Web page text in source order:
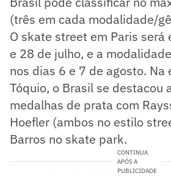
(três em cada modalidade/
O skate street em Paris será
e 28 de julho, e a
nos dias 6 e 7 de agosto. Na
Tóquio, o Brasil se destacou
medalhas de prata com
Hoefler (ambos no estilo
Barros no skate park.
CONTINUA
APÓS A
PUBLICIDADE